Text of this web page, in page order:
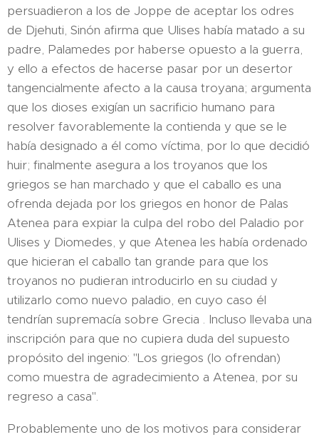
persuadieron a los de Joppe de aceptar los odres
de Djehuti, Sinón afirma que Ulises había matado a su
padre, Palamedes por haberse opuesto a la guerra,
y ello a efectos de hacerse pasar por un desertor
tangencialmente afecto a la causa troyana; argumenta
que los dioses exigían un sacrificio humano para
resolver favorablemente la contienda y que se le
había designado a él como víctima, por lo que decidió
huir; finalmente asegura a los troyanos que los
griegos se han marchado y que el caballo es una
ofrenda dejada por los griegos en honor de Palas
Atenea para expiar la culpa del robo del Paladio por
Ulises y Diomedes, y que Atenea les había ordenado
que hicieran el caballo tan grande para que los
troyanos no pudieran introducirlo en su ciudad y
utilizarlo como nuevo paladio, en cuyo caso él
tendrían supremacía sobre Grecia . Incluso llevaba una
inscripción para que no cupiera duda del supuesto
propósito del ingenio: "Los griegos (lo ofrendan)
como muestra de agradecimiento a Atenea, por su
regreso a casa".
Probablemente uno de los motivos para considerar